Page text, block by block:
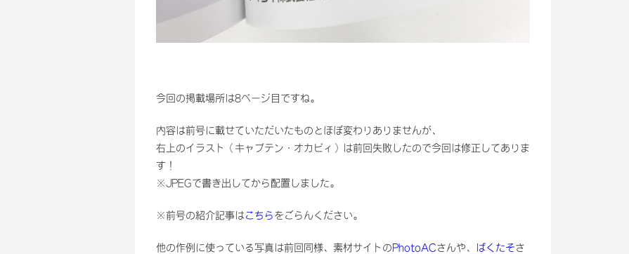
今回の掲載場所は8ページ目ですね。
内容は前号に載せていただいたものとほぼ変わりありませんが、
右上のイラスト（キャプテン・オカピィ）は前回失敗したので今回は修正してありま
す！
※JPEGで書き出してから配置しました。
※前号の紹介記事は こちら をごらんください。
他の作例に使っている写真は前回同様、素材サイトのPhotoACさんや、 ぱくたそさ